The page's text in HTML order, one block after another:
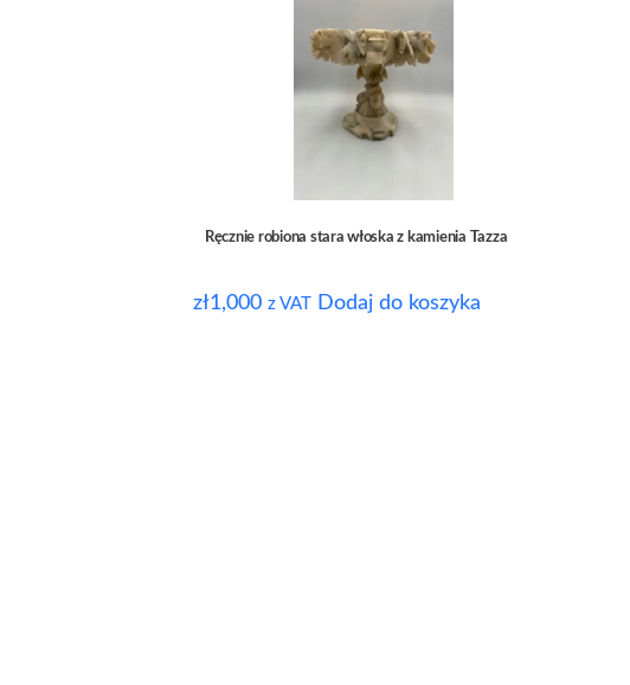
Ręcznie robiona stara włoska z kamienia Tazza
zł1,000 z VAT Dodaj do koszyka